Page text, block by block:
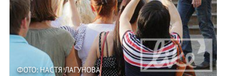
ФОТО: НАСТЯ ЛАГУНОВА